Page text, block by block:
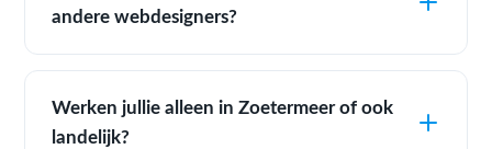
andere webdesigners?
Werken jullie alleen in Zoetermeer of ook
landelijk?